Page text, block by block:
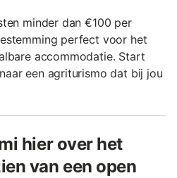
minder dan €100 per
perfect voor het
accommodatie. Start
een agriturismo dat bij jou
hier over het
van een open